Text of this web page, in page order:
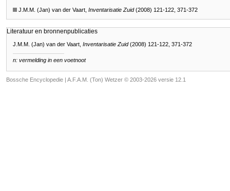
J.M.M. (Jan) van der Vaart, Inventarisatie Zuid(2008) 121-122, 371-372
Literatuur en bronnenpublicaties
J.M.M. (Jan) van der Vaart, Inventarisatie Zuid(2008) 121-122, 371-372
n: vermelding in een voetnoot
Bossche Encyclopedie | A.F.A.M. (Ton) Wetzer © 2003-2026 versie 12.1